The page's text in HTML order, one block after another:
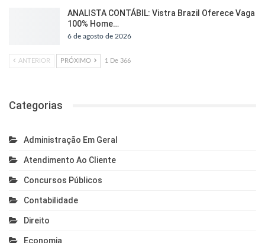
ANALISTA CONTÁBIL: Vistra Brazil Oferece Vaga
100% Home…
6 de agosto de 2026
ANTERIOR PRÓXIMO 1 De 366
Categorias
Administração Em Geral
Atendimento Ao Cliente
Concursos Públicos
Contabilidade
Direito
Economia